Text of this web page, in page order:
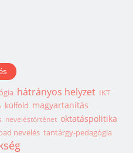
hátrányos helyzet IKT
külföld magyartanítás
neveléstörténet oktatáspolitika
nevelés tantárgy-pedagógia